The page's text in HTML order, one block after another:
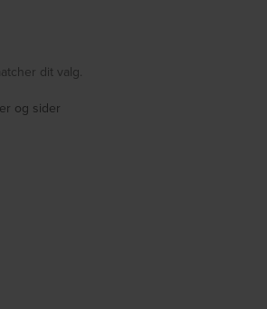
dit valg.